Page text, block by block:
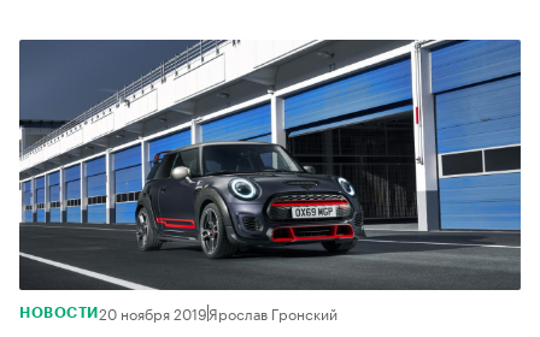
НОВОСТИ 20 ноября 2019Ярослав Гронский